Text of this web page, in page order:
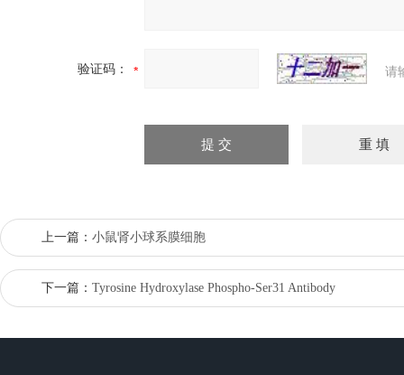
验证码： 请
上一篇： 小鼠肾小球系膜细胞
下一篇： Tyrosine Hydroxylase Phospho-Ser31 Antibody